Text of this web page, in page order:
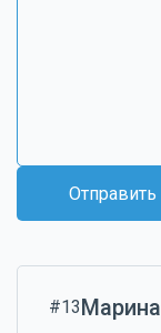
Отправить
#13Марина